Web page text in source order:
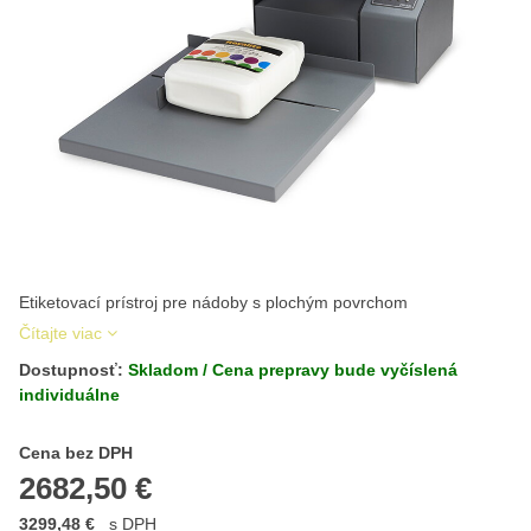
Etiketovací prístroj pre nádoby s plochým povrchom
Čítajte viac
Dostupnosť: Skladom / Cena prepravy bude vyčíslená
individuálne
Cena bez DPH
2682,50 €
Cena s DPH
3299,48 € s DPH